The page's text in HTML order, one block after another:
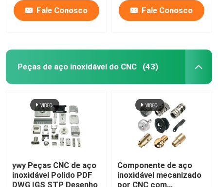
Fale Conosco Fale Conosco
Peças de aço inoxidável do CNC (43)
ywy Peças CNC de aço
inoxidável Polido PDF
DWG IGS STP Desenho
Componente de aço
inoxidável mecanizado
por CNC com